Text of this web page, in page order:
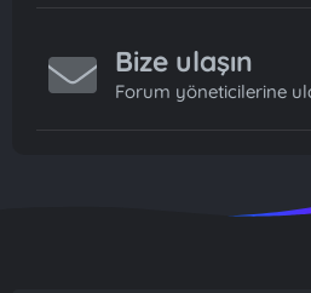
Bize ulaşın
Forum yöneticilerine